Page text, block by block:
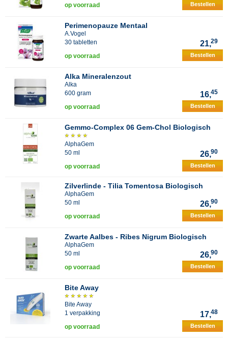
op voorraad Bestellen
Perimenopauze Mentaal
A.Vogel
30 tabletten
21,29
op voorraad Bestellen
Alka Mineralenzout
Alka
600 gram
16,45
op voorraad Bestellen
Gemmo-Complex 06 Gem-Chol Biologisch
AlphaGem
50 ml
26,90
op voorraad Bestellen
Zilverlinde - Tilia Tomentosa Biologisch
AlphaGem
50 ml
26,90
op voorraad Bestellen
Zwarte Aalbes - Ribes Nigrum Biologisch
AlphaGem
50 ml
26,90
op voorraad Bestellen
Bite Away
Bite Away
1 verpakking
17,48
op voorraad Bestellen